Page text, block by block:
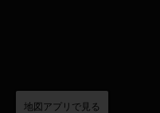
地図アプリで見る